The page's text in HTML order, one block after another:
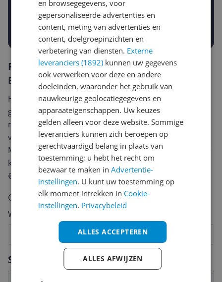
-5% -10% -15%
Prijsalert aanzetten
Specificaties
Reviews
Er zijn nog geen reviews geschreven
Heb jij dit product in bezit en wil je graag je mening
geven? Start dan hieronder met het schrijven van je
review. Afhankelijk van de details duurt het schrijven
van een review gemiddeld tussen de 3 en 10 minuten.
Met jouw mening help je andere bezoekers een betere
keuze te maken én maak je iedere maand kans op
€250,-!
Klik hier voor de actievoorwaarden.
Cijfer
Welk cijfer geef jij dit product?
7
6
5
4
en browsegegevens, voor
gepersonaliseerde advertenties en
content, meting van advertenties en
content, doelgroepinzichten en
verbetering van diensten. Externe
leveranciers (1892) kunnen uw gegevens
ook verwerken voor deze en andere
doeleinden, waaronder het gebruik van
nauwkeurige geolocatiegegevens en
apparaateigenschappen. Uw keuzes
gelden alleen voor deze website. Sommige
leveranciers kunnen zich beroepen op
gerechtvaardigd belang in plaats van
toestemming; u hebt het recht om
bezwaar te maken inAdvertentie-
instellingen. U kunt uw toestemming op
elk moment intrekken in Cookie-
instellingen. Privacybeleid
ALLES ACCEPTEREN
ALLES AFWIJZEN